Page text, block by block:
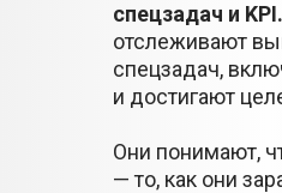
спецзадач и KPI.
отслеживают
спецзадач,
и достигают
Они понимают,
— то, как они